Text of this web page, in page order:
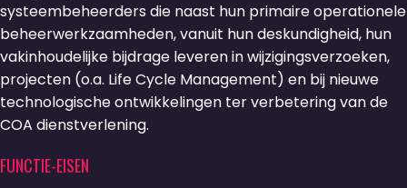
systeembeheerders die naast hun primaire operationele
beheerwerkzaamheden, vanuit hun deskundigheid, hun
vakinhoudelijke bijdrage leveren in wijzigingsverzoeken,
projecten (o.a. Life Cycle Management) en bij nieuwe
technologische ontwikkelingen ter verbetering van de
COA dienstverlening.
FUNCTIE-EISEN